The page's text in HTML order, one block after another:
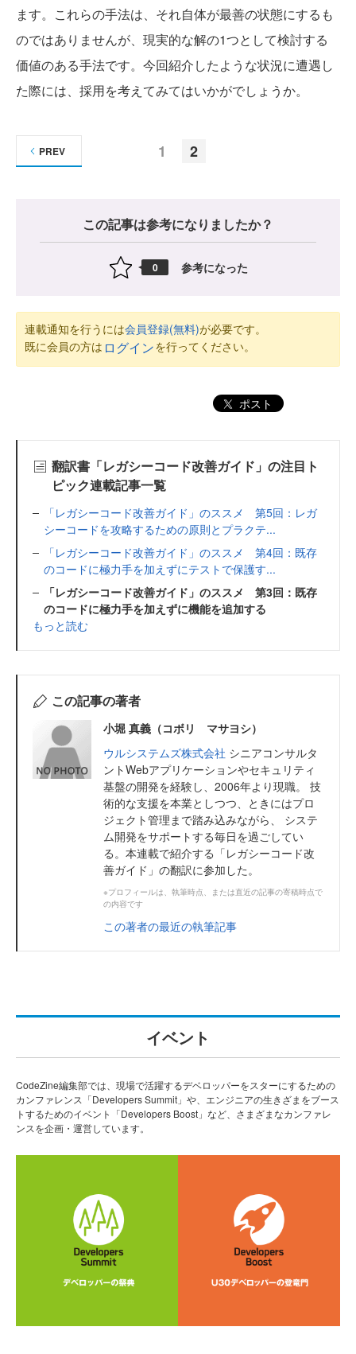
ます。これらの手法は、それ自体が最善の状態にするも
のではありませんが、現実的な解の1つとして検討する
価値のある手法です。今回紹介したような状況に遭遇し
た際には、採用を考えてみてはいかがでしょうか。
1 2
PREV
この記事は参考になりましたか？
0 参考になった
連載通知を行うには会員登録(無料)が必要です。
既に会員の方は ログインを行ってください。
ポスト
翻訳書「レガシーコード改善ガイド」の注目ト
ピック連載記事一覧
「レガシーコード改善ガイド」のススメ 第5回：レガ
シーコードを攻略するための原則とプラクテ...
「レガシーコード改善ガイド」のススメ 第4回：既存
のコードに極力手を加えずにテストで保護す...
「レガシーコード改善ガイド」のススメ 第3回：既存
のコードに極力手を加えずに機能を追加する
もっと読む
この記事の著者
小堀 真義（コボリ マサヨシ）
ウルシステムズ株式会社 シニアコンサルタ
ントWebアプリケーションやセキュリティ
基盤の開発を経験し、2006年より現職。 技
術的な支援を本業としつつ、ときにはプロ
ジェクト管理まで踏み込みながら、 システ
ム開発をサポートする毎日を過ごしてい
る。本連載で紹介する「レガシーコード改
善ガイド」の翻訳に参加した。
※プロフィールは、執筆時点、または直近の記事の寄稿時点で
の内容です
この著者の最近の執筆記事
イベント
CodeZine編集部では、現場で活躍するデベロッパーをスターにするための
カンファレンス「Developers Summit」や、エンジニアの生きざまをブース
トするためのイベント「Developers Boost」など、さまざまなカンファレ
ンスを企画・運営しています。